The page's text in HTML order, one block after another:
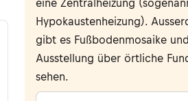
eine Zentralheizung
Hypokaustenheizung).
gibt es Fußbodenmosaike
Ausstellung über örtliche
sehen.